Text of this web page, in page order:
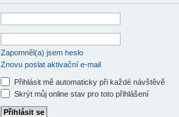
Zapomněl(a) jsem heslo
Znovu poslat aktivační e-mail
Přihlásit mě automaticky při každé návštěvě
Skrýt můj online stav pro toto přihlášení